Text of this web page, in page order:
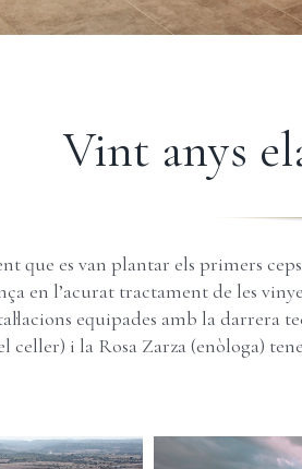
Vint anys
que es van plantar els primers
en l’acurat tractament de les
equipades amb la darrera
celler) i la Rosa Zarza (enòloga)